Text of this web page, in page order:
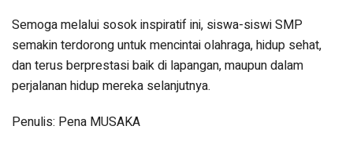
Semoga melalui sosok inspiratif ini, siswa-siswi SMP
semakin terdorong untuk mencintai olahraga, hidup sehat,
dan terus berprestasi baik di lapangan, maupun dalam
perjalanan hidup mereka selanjutnya.
Penulis: Pena MUSAKA